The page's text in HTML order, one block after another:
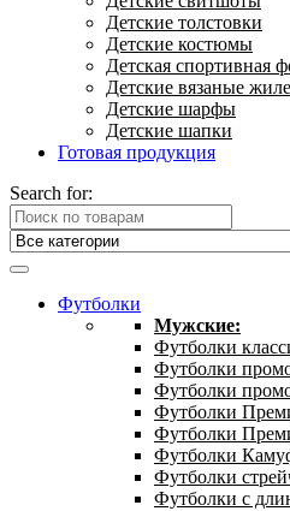
Детские толстовки
Детские костюмы
Детская спортивная
Детские вязаные
Детские шарфы
Детские шапки
Готовая продукция
Search for:
Футболки
Мужские:
Футболки
Футболки
Футболки
Футболки
Футболки
Футболки
Футболки
Футболки с